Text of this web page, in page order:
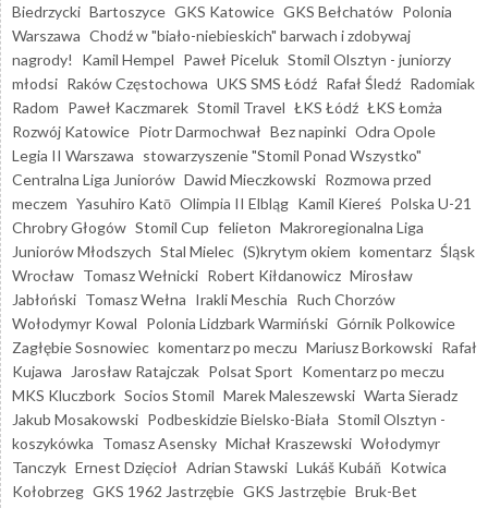
Biedrzycki Bartoszyce GKS Katowice GKS Bełchatów Polonia
Warszawa Chodź w "biało-niebieskich" barwach i zdobywaj
nagrody!
Kamil Hempel Paweł Piceluk Stomil Olsztyn - juniorzy
młodsi Raków Częstochowa UKS SMS Łódź Rafał Śledź Radomiak
Radom Paweł Kaczmarek Stomil Travel ŁKS Łódź ŁKS Łomża
Rozwój Katowice Piotr Darmochwał Bez napinki Odra Opole
Legia II Warszawa stowarzyszenie "Stomil Ponad Wszystko"
Centralna Liga Juniorów Dawid Mieczkowski Rozmowa przed
meczem Yasuhiro Katō Olimpia II Elbląg Kamil Kiereś Polska U-21
Chrobry Głogów Stomil Cup felieton Makroregionalna Liga
Juniorów Młodszych Stal Mielec (S)krytym okiem komentarz Śląsk
Wrocław Tomasz Wełnicki Robert Kiłdanowicz Mirosław
Jabłoński Tomasz Wełna Irakli Meschia Ruch Chorzów
Wołodymyr Kowal Polonia Lidzbark Warmiński Górnik Polkowice
Zagłębie Sosnowiec komentarz po meczu Mariusz Borkowski Rafał
Kujawa
Jarosław Ratajczak Polsat Sport Komentarz po meczu
MKS Kluczbork Socios Stomil Marek Maleszewski Warta Sieradz
Jakub Mosakowski Podbeskidzie Bielsko-Biała Stomil Olsztyn -
koszykówka Tomasz Asensky Michał Kraszewski Wołodymyr
Tanczyk Ernest Dzięcioł Adrian Stawski Lukáš Kubáň Kotwica
Kołobrzeg GKS 1962 Jastrzębie GKS Jastrzębie Bruk-Bet